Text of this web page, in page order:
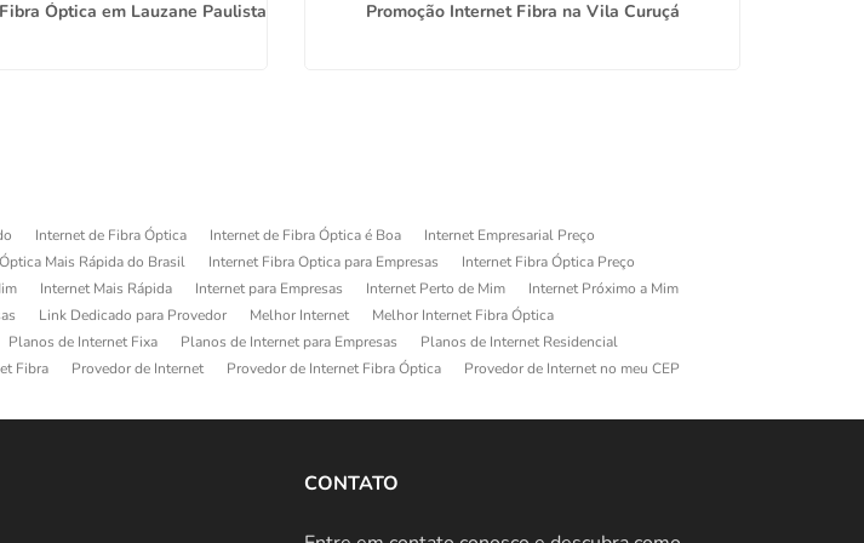
Óptica em Lauzane Paulista Promoção Internet Fibra na Vila Curuçá
Internet de Fibra Óptica Internet de Fibra Óptica é Boa
Internet Empresarial Preço
Mais Rápida do Brasil Internet Fibra Optica para Empresas
Internet Fibra Óptica Preço
Internet Mais Rápida Internet para Empresas Internet Perto de Mim
Internet Próximo a Mim
Link Dedicado para Provedor Melhor Internet
Melhor Internet Fibra Óptica
Planos de Internet Fixa Planos de Internet para Empresas
Planos de Internet Residencial
Fibra Provedor de Internet Provedor de Internet Fibra Óptica
Provedor de Internet no meu CEP
CONTATO